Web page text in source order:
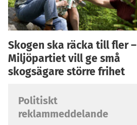
Skogen ska räcka till fler –
Miljöpartiet vill ge små
skogsägare större frihet
Politiskt
reklammeddelande